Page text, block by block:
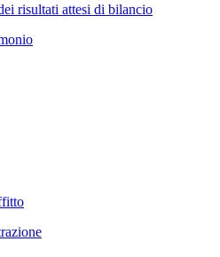
risultati attesi di bilancio